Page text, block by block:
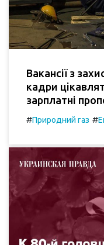
Вакансії з
кадри
зарплатні
#Природний газ #